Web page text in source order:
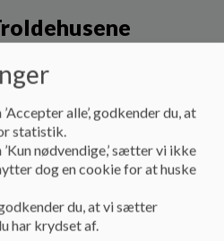
daginstitutioner i Skive
områdeledelse med en
og 2 pædagogiske ledere -
vi ca. 120 børn. Derudover har vi
alle’, godkender du, at
statistik.
nødvendige,’ sætter vi ikke
dog en cookie for at huske
du, at vi sætter
har krydset af.